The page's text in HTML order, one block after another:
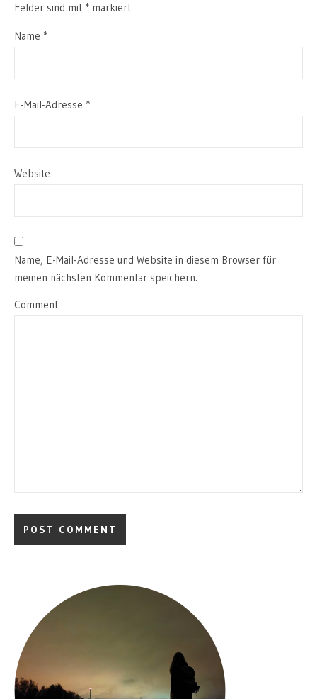
Felder sind mit * markiert
Name *
E-Mail-Adresse *
Website
Name, E-Mail-Adresse und Website in diesem Browser für
meinen nächsten Kommentar speichern.
Comment